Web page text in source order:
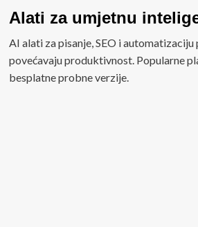
Alati za umjetnu
AI alati za pisanje, SEO i automatizaciju
povećavaju produktivnost. Popularne
besplatne probne verzije.